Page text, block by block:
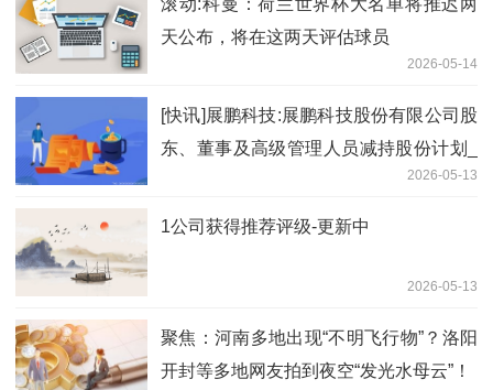
天公布，将在这两天评估球员
2026-05-14
[快讯]展鹏科技:展鹏科技股份有限公司股
东、董事及高级管理人员减持股份计划_
2026-05-13
1公司获得推荐评级-更新中
2026-05-13
聚焦：河南多地出现“不明飞行物”？洛阳
开封等多地网友拍到夜空“发光水母云”！